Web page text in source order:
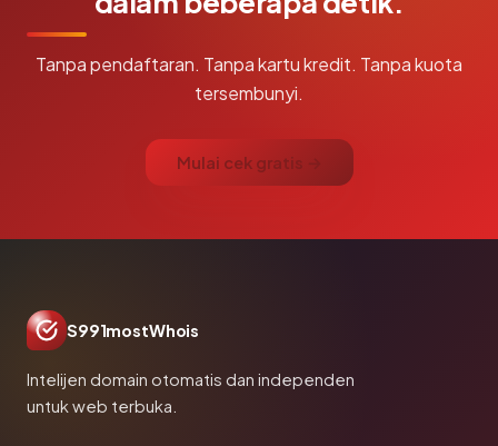
Tanpa pendaftaran. Tanpa kartu kredit. Tanpa kuota
tersembunyi.
Mulai cek gratis →
S991mostWhois
Intelijen domain otomatis dan independen
untuk web terbuka.